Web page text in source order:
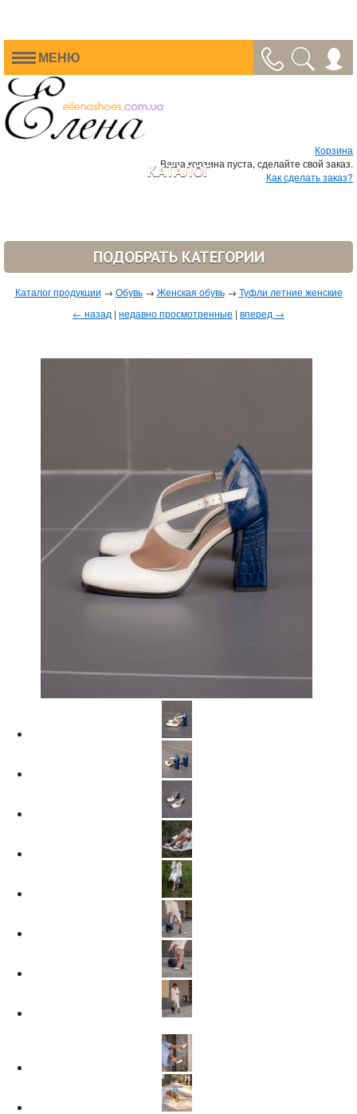
МЕНЮ
Корзина
Ваша корзина пуста, сделайте свой заказ.
Как сделать заказ?
КАТАЛОГ
ПОДОБРАТЬ КАТЕГОРИИ
Каталог продукции → Обувь→ Женская обувь→ Туфли летние женские
← назад | недавно просмотренные | вперед →